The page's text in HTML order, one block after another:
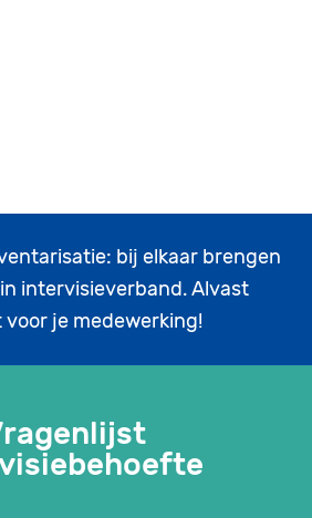
bij elkaar brengen
intervisieverband. Alvast
voor je medewerking!